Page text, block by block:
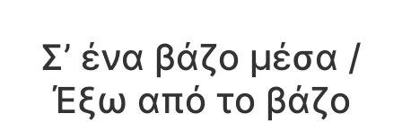
Σ’ ένα βάζο μέσα /
Έξω από το βάζο